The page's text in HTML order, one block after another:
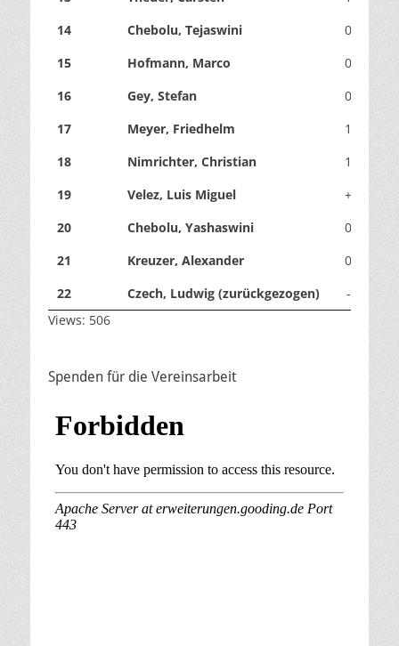
14
Chebolu, Tejaswini 0
15
Hofmann, Marco 0
16
Gey, Stefan 0
17
Meyer, Friedhelm 1
18
Nimrichter, Christian 1
19
Velez, Luis Miguel +
20
Chebolu, Yashaswini 0
21
Kreuzer, Alexander 0
22
Czech, Ludwig (zurückgezogen) -
Views: 506
Spenden für die Vereinsarbeit